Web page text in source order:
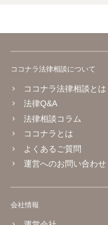
ココナラ法律相談について
ココナラ法律相談とは
法律Q&A
法律相談コラム
ココナラとは
よくあるご質問
運営へのお問い合わせ
会社情報